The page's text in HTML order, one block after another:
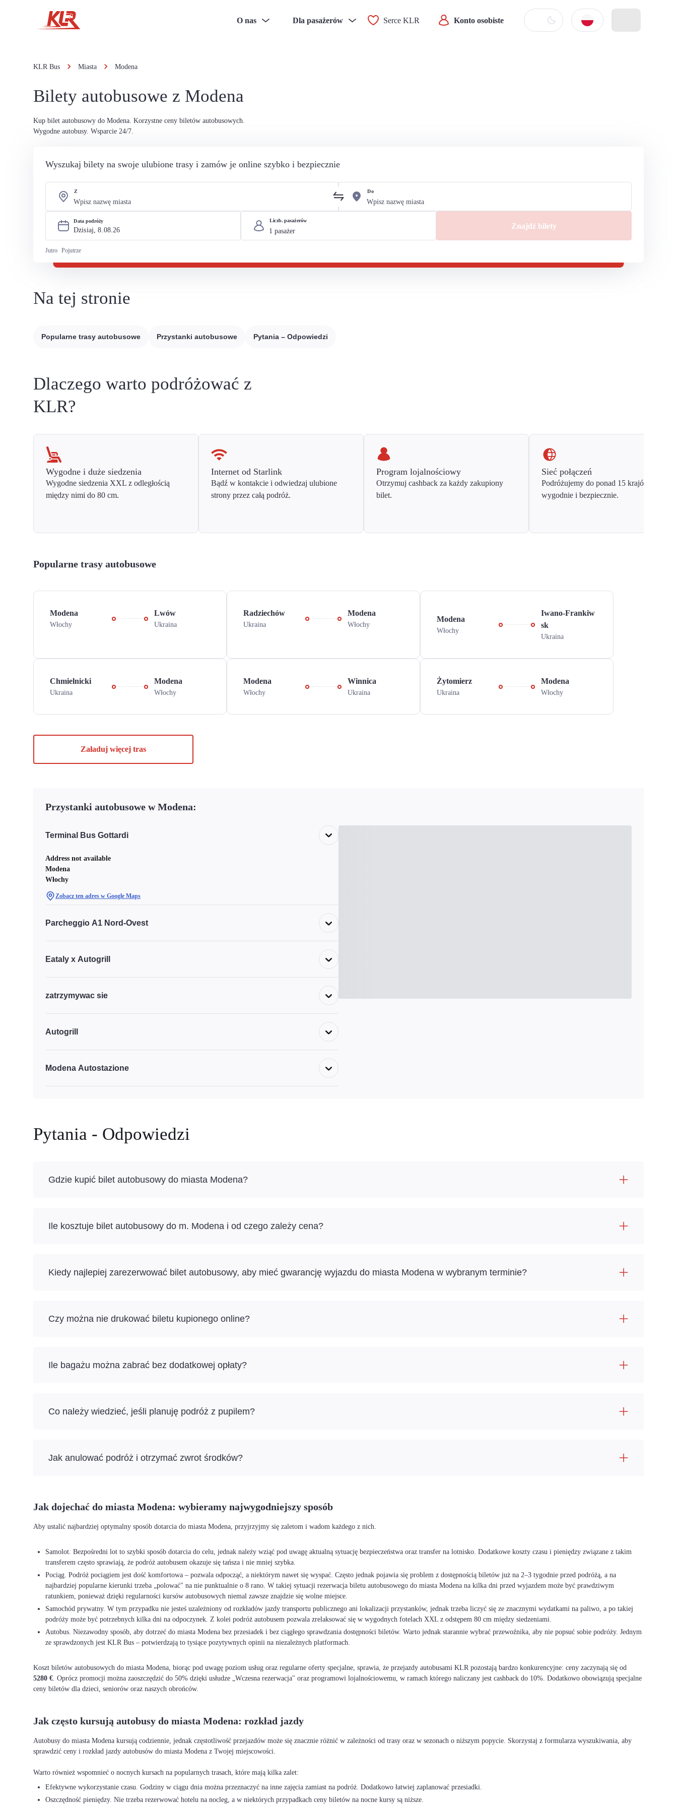
O nas Dla pasażerów Serce KLR Konto osobiste
KLR Bus Miasta Modena
Bilety autobusowe z Modena
Kup bilet autobusowy do Modena. Korzystne ceny biletów autobusowych.
Wygodne autobusy. Wsparcie 24/7.
Wyszukaj bilety na swoje ulubione trasy i zamów je online szybko i bezpiecznie
Z Do
Data podróży
Dzisiaj, 8.08.26
Jutro Pojutrze
Liczb. pasażerów
Znajdź bilety
Na tej stronie
Popularne trasy autobusowe Przystanki autobusowe Pytania – Odpowiedzi
Dlaczego warto podróżować z
KLR?
Wygodne i duże siedzenia
Wygodne siedzenia XXL z odległością
między nimi do 80 cm.
Internet od Starlink
Bądź w kontakcie i odwiedzaj ulubione
strony przez całą podróż.
Program lojalnościowy
Otrzymuj cashback za każdy zakupiony
bilet.
Sieć połączeń
Podróżujemy do ponad 15 krajów Europy
wygodnie i bezpiecznie.
Popularne trasy autobusowe
Modena
Włochy
Lwów
Ukraina
Radziechów
Ukraina
Modena
Włochy
Modena
Włochy
Iwano-Frankiw
sk
Ukraina
Chmielnicki
Ukraina
Modena
Włochy
Modena
Włochy
Winnica
Ukraina
Żytomierz
Ukraina
Modena
Włochy
Załaduj więcej tras
Przystanki autobusowe w Modena:
Terminal Bus Gottardi
Address not available
Modena
Włochy
Zobacz ten adres w Google Maps
Parcheggio A1 Nord-Ovest
Eataly x Autogrill
zatrzymywac sie
Autogrill
Modena Autostazione
Pytania - Odpowiedzi
Gdzie kupić bilet autobusowy do miasta Modena?
Ile kosztuje bilet autobusowy do m. Modena i od czego zależy cena?
Kiedy najlepiej zarezerwować bilet autobusowy, aby mieć gwarancję wyjazdu do miasta Modena w wybranym terminie?
Czy można nie drukować biletu kupionego online?
Ile bagażu można zabrać bez dodatkowej opłaty?
Co należy wiedzieć, jeśli planuję podróż z pupilem?
Jak anulować podróż i otrzymać zwrot środków?
Jak dojechać do miasta Modena: wybieramy najwygodniejszy sposób
Aby ustalić najbardziej optymalny sposób dotarcia do miasta Modena, przyjrzyjmy się zaletom i wadom każdego z nich.
Samolot. Bezpośredni lot to szybki sposób dotarcia do celu, jednak należy wziąć pod uwagę aktualną sytuację bezpieczeństwa oraz transfer na lotnisko. Dodatkowe koszty czasu i pieniędzy związane z takim
transferem często sprawiają, że podróż autobusem okazuje się tańsza i nie mniej szybka.
Pociąg. Podróż pociągiem jest dość komfortowa – pozwala odpocząć, a niektórym nawet się wyspać. Często jednak pojawia się problem z dostępnością biletów już na 2–3 tygodnie przed podróżą, a na
najbardziej popularne kierunki trzeba „polować" na nie punktualnie o 8 rano. W takiej sytuacji rezerwacja biletu autobusowego do miasta Modena na kilka dni przed wyjazdem może być prawdziwym
ratunkiem, ponieważ dzięki regularności kursów autobusowych niemal zawsze znajdzie się wolne miejsce.
Samochód prywatny. W tym przypadku nie jesteś uzależniony od rozkładów jazdy transportu publicznego ani lokalizacji przystanków, jednak trzeba liczyć się ze znacznymi wydatkami na paliwo, a po takiej
podróży może być potrzebnych kilka dni na odpoczynek. Z kolei podróż autobusem pozwala zrelaksować się w wygodnych fotelach XXL z odstępem 80 cm między siedzeniami.
Autobus. Niezawodny sposób, aby dotrzeć do miasta Modena bez przesiadek i bez ciągłego sprawdzania dostępności biletów. Warto jednak starannie wybrać przewoźnika, aby nie popsuć sobie podróży. Jednym
ze sprawdzonych jest KLR Bus – potwierdzają to tysiące pozytywnych opinii na niezależnych platformach.
Koszt biletów autobusowych do miasta Modena, biorąc pod uwagę poziom usług oraz regularne oferty specjalne, sprawia, że przejazdy autobusami KLR pozostają bardzo konkurencyjne: ceny zaczynają się od
5280 €. Oprócz promocji można zaoszczędzić do 50% dzięki usłudze „Wczesna rezerwacja" oraz programowi lojalnościowemu, w ramach którego naliczany jest cashback do 10%. Dodatkowo obowiązują specjalne
ceny biletów dla dzieci, seniorów oraz naszych obrońców.
Jak często kursują autobusy do miasta Modena: rozkład jazdy
Autobusy do miasta Modena kursują codziennie, jednak częstotliwość przejazdów może się znacznie różnić w zależności od trasy oraz w sezonach o niższym popycie. Skorzystaj z formularza wyszukiwania, aby
sprawdzić ceny i rozkład jazdy autobusów do miasta Modena z Twojej miejscowości.
Efektywne wykorzystanie czasu. Godziny w ciągu dnia można przeznaczyć na inne zajęcia zamiast na podróż. Dodatkowo łatwiej zaplanować przesiadki.
Oszczędność pieniędzy. Nie trzeba rezerwować hotelu na nocleg, a w niektórych przypadkach ceny biletów na nocne kursy są niższe.